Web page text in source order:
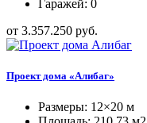
Гаражей: 0
от 3.357.250 руб.
Проект дома «Алибаг»
Размеры: 12×20 м